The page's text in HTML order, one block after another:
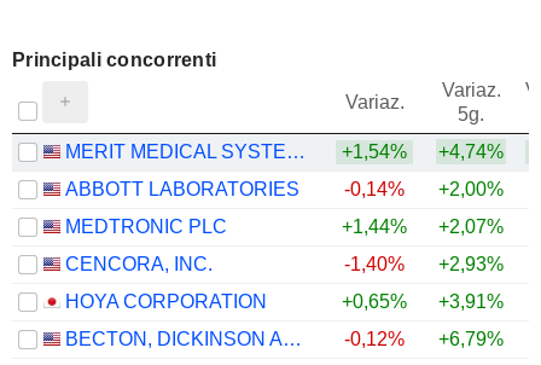
Principali concorrenti
Variaz.
Variaz.
5g.
MERIT MEDICAL SYSTEMS, INC.
+1,54% +4,74%
ABBOTT LABORATORIES
-0,14% +2,00%
MEDTRONIC PLC
+1,44% +2,07%
CENCORA, INC.
-1,40% +2,93%
HOYA CORPORATION
+0,65% +3,91%
BECTON, DICKINSON AND COMPANY
-0,12% +6,79%